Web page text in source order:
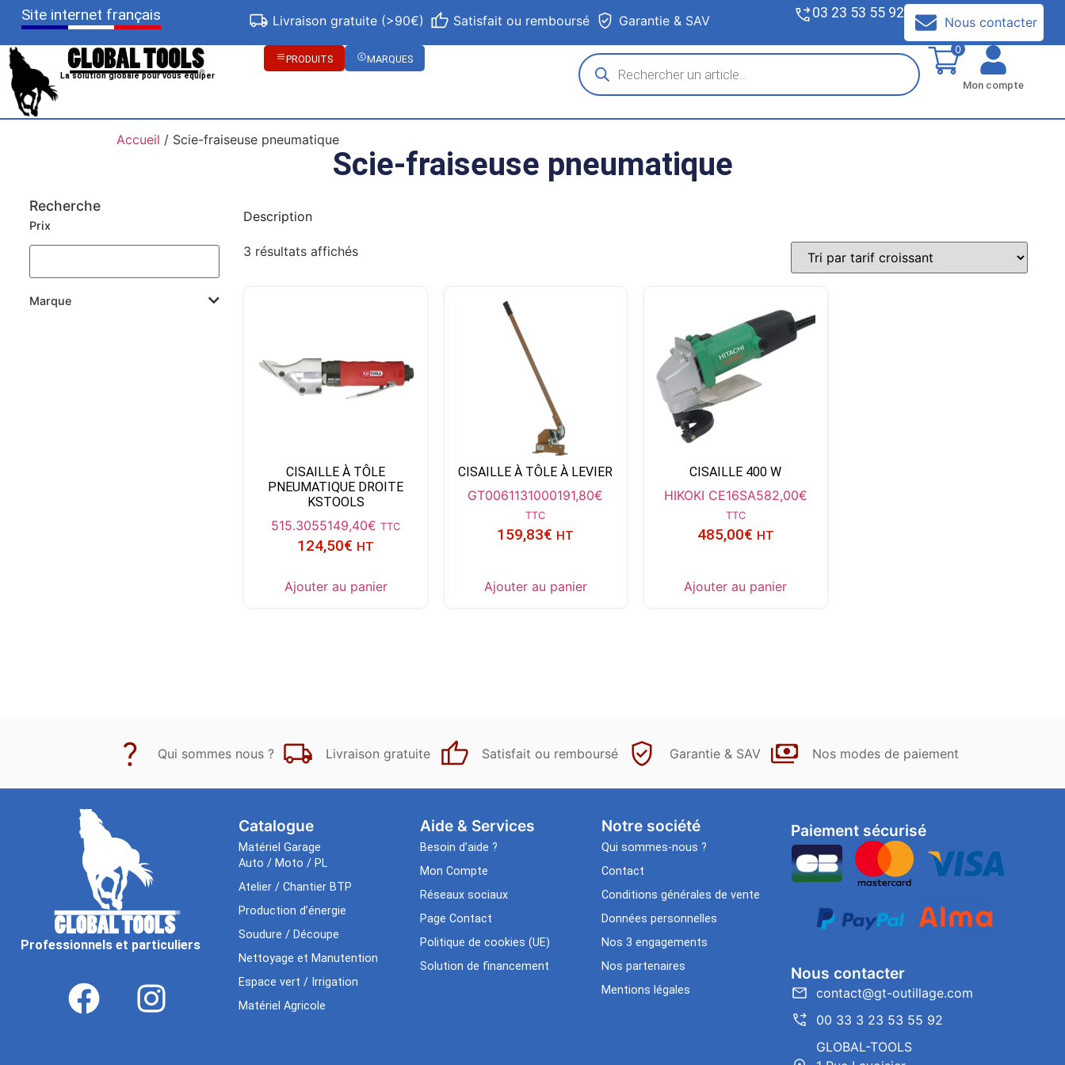
Site internet français Livraison gratuite (>90€) Satisfait ou remboursé Garantie & SAV 03 23 53 55 92
Nous contacter
La solution globale pour vous équiper
PRODUITS MARQUES
0
Mon compte
Accueil / Scie-fraiseuse pneumatique
Scie-fraiseuse pneumatique
Recherche
Prix
Marque
Description
3 résultats affichés
CISAILLE À TÔLE
PNEUMATIQUE DROITE
KSTOOLS
515.3055149,40€ TTC
124,50€ HT
Ajouter au panier
CISAILLE À TÔLE À LEVIER
GT0061131000191,80€
TTC
159,83€ HT
Ajouter au panier
CISAILLE 400 W
HIKOKI CE16SA582,00€
TTC
485,00€ HT
Ajouter au panier
Qui sommes nous ? Livraison gratuite Satisfait ou remboursé Garantie & SAV Nos modes de paiement
Professionnels et particuliers
Catalogue
Matériel Garage
Auto / Moto / PL
Atelier / Chantier BTP
Production d’énergie
Soudure / Découpe
Nettoyage et Manutention
Espace vert / Irrigation
Matériel Agricole
Aide & Services​
Besoin d’aide ?
Mon Compte
Réseaux sociaux
Page Contact
Politique de cookies (UE)
Solution de financement
Notre société
Qui sommes-nous ?
Contact
Conditions générales de vente
Données personnelles
Nos 3 engagements
Nos partenaires
Mentions légales
Paiement sécurisé
Nous contacter
contact@gt-outillage.com
00 33 3 23 53 55 92
GLOBAL-TOOLS